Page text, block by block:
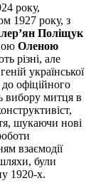
року,
1927 року, з
Поліщук
Оленою
різні, але
української
офіційного
вибору митця в
шукаючи нові
взаємодії
були
1920-х.